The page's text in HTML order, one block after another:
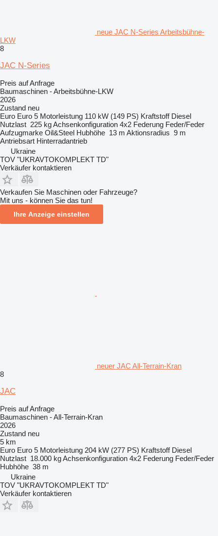
neue JAC N-Series Arbeitsbühne-
LKW
8
JAC N-Series
Preis auf Anfrage
Baumaschinen - Arbeitsbühne-LKW
2026
Zustand neu
Euro Euro 5 Motorleistung 110 kW (149 PS) Kraftstoff Diesel
Nutzlast 225 kgAchsenkonfiguration 4x2 Federung Feder/Feder
Aufzugmarke Oil&Steel Hubhöhe 13 m Aktionsradius 9 m
Antriebsart Hinterradantrieb
Ukraine
TOV "UKRAVTOKOMPLEKT TD"
Verkäufer kontaktieren
Verkaufen Sie Maschinen oder Fahrzeuge?
Mit uns - können Sie das tun!
Ihre Anzeige einstellen
neuer JAC All-Terrain-Kran
8
JAC
Preis auf Anfrage
Baumaschinen - All-Terrain-Kran
2026
Zustand neu
5 km
Euro Euro 5 Motorleistung 204 kW (277 PS) Kraftstoff Diesel
Nutzlast 18.000 kgAchsenkonfiguration 4x2 Federung Feder/Feder
Hubhöhe 38 m
Ukraine
TOV "UKRAVTOKOMPLEKT TD"
Verkäufer kontaktieren